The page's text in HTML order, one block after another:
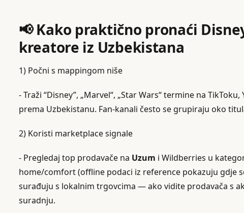
📢 Kako praktično pronaći
kreatore iz Uzbekistana
1) Počni s mappingom niše
- Traži “Disney”, „Marvel“, „Star Wars“ termine na
prema Uzbekistanu. Fan‑kanali često se grupiraju oko
2) Koristi marketplace signale
- Pregledaj top prodavače na Uzum i Wildberries u
home/comfort (offline podaci iz reference pokazuju gdje
surađuju s lokalnim trgovcima — ako vidite prodavača s
suradnju.